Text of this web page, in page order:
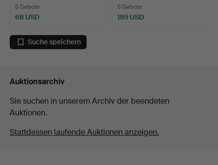
5 Gebote
68 USD
6 Gebote
189 USD
Suche speichern
Auktionsarchiv
Sie suchen in unserem Archiv der beendeten
Auktionen.
Stattdessen laufende Auktionen anzeigen.